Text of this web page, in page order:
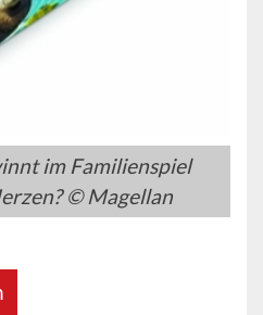
im Familienspiel
© Magellan